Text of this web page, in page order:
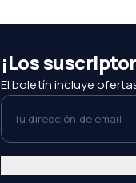
¡Los
El boletín incluye
Tu dirección de email